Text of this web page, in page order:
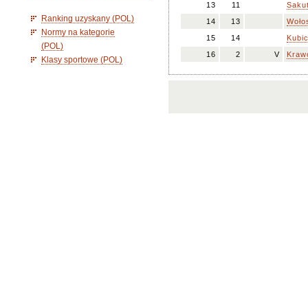
Ranking uzyskany (POL)
Normy na kategorie
(POL)
Klasy sportowe (POL)
13
11
14
13
15
14
16
2 V